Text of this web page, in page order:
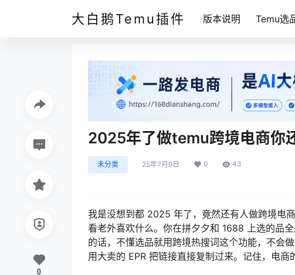
大白鹅Temu插件 版本说明 Temu选
2025年了做temu跨境电商你
未分类 25年7月9日 0 43
我是没想到都 2025 年了，竟然还有人做跨境电
看老外喜欢什么。你在拼夕夕和 1688 上选的品
的话，不懂选品就用跨境热搜词这个功能，不会
用大卖的 EPR 把链接直接复制过来。记住，电商
0